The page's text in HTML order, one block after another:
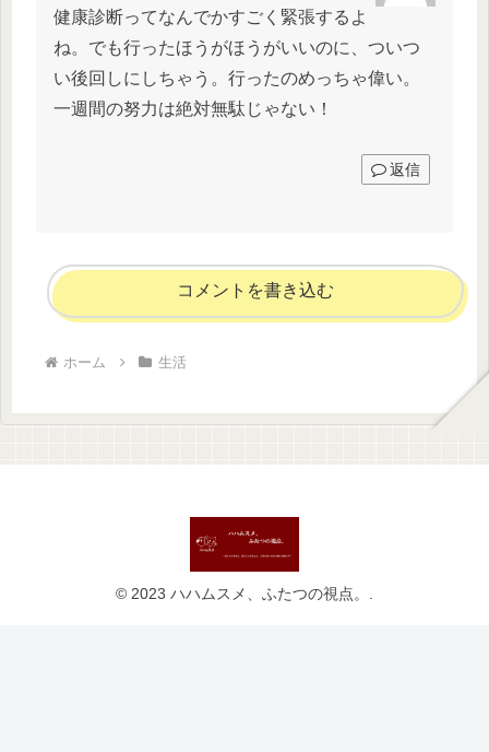
健康診断ってなんでかすごく緊張するよ
ね。でも行ったほうがほうがいいのに、ついつ
い後回しにしちゃう。行ったのめっちゃ偉い。
一週間の努力は絶対無駄じゃない！
返信
コメントを書き込む
ホーム 生活
© 2023 ハハムスメ、ふたつの視点。.